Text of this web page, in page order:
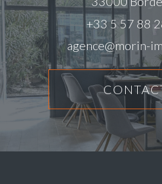
+33 5 57 88
agence@morin-